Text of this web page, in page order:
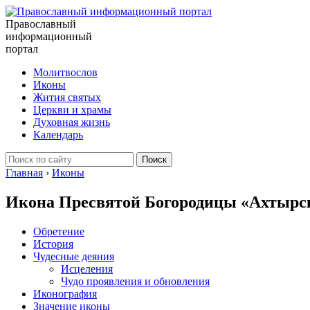
Православный
информационный
портал
Молитвослов
Иконы
Жития святых
Церкви и храмы
Духовная жизнь
Календарь
Главная › Иконы
Икона Пресвятой Богородицы
Обретение
История
Чудесные деяния
Исцеления
Чудо проявления и обновления
Иконография
Значение иконы